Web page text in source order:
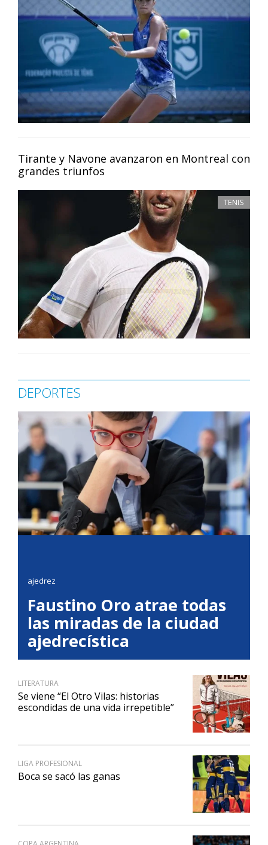
Tirante y Navone avanzaron en Montreal con
grandes triunfos
TENIS
DEPORTES
ajedrez
Faustino Oro atrae todas
las miradas de la ciudad
ajedrecística
LITERATURA
Se viene “El Otro Vilas: historias
escondidas de una vida irrepetible”
LIGA PROFESIONAL
Boca se sacó las ganas